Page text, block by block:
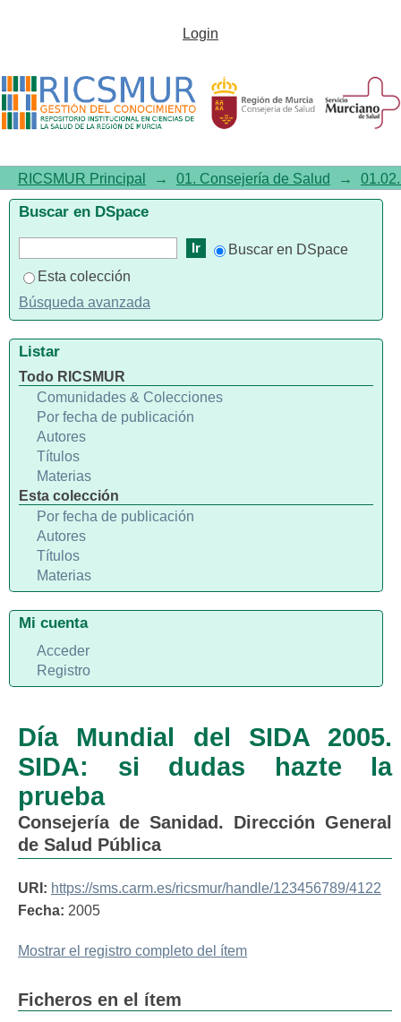
Día Mundial del SIDA 2005.
Login
RICSMUR Principal → 01. Consejería de Salud →
Día Mundial del SIDA 2005.
SIDA: si dudas hazte la
prueba
Consejería de Sanidad. Dirección General
de Salud Pública
URI: https://sms.carm.es/ricsmur/handle/123456789/4122
Fecha: 2005
Mostrar el registro completo del ítem
Ficheros en el ítem
Buscar en DSpace
Buscar en DSpace
Esta colección
Búsqueda avanzada
Listar
Todo RICSMUR
Comunidades & Colecciones
Por fecha de publicación
Autores
Títulos
Materias
Esta colección
Por fecha de publicación
Autores
Títulos
Materias
Mi cuenta
Acceder
Registro